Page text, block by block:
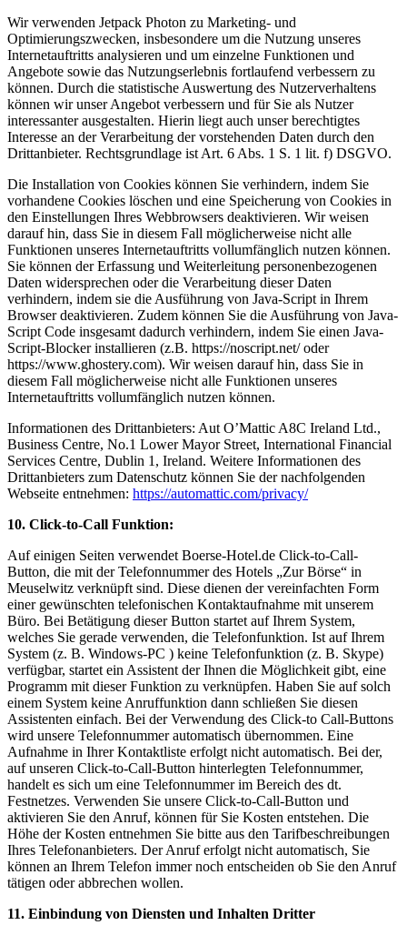
Wir verwenden Jetpack Photon zu Marketing- und
Optimierungszwecken, insbesondere um die Nutzung unseres
Internetauftritts analysieren und um einzelne Funktionen und
Angebote sowie das Nutzungserlebnis fortlaufend verbessern zu
können. Durch die statistische Auswertung des Nutzerverhaltens
können wir unser Angebot verbessern und für Sie als Nutzer
interessanter ausgestalten. Hierin liegt auch unser berechtigtes
Interesse an der Verarbeitung der vorstehenden Daten durch den
Drittanbieter. Rechtsgrundlage ist Art. 6 Abs. 1 S. 1 lit. f) DSGVO.
Die Installation von Cookies können Sie verhindern, indem Sie
vorhandene Cookies löschen und eine Speicherung von Cookies in
den Einstellungen Ihres Webbrowsers deaktivieren. Wir weisen
darauf hin, dass Sie in diesem Fall möglicherweise nicht alle
Funktionen unseres Internetauftritts vollumfänglich nutzen können.
Sie können der Erfassung und Weiterleitung personenbezogenen
Daten widersprechen oder die Verarbeitung dieser Daten
verhindern, indem sie die Ausführung von Java-Script in Ihrem
Browser deaktivieren. Zudem können Sie die Ausführung von Java-
Script Code insgesamt dadurch verhindern, indem Sie einen Java-
Script-Blocker installieren (z.B. https://noscript.net/ oder
https://www.ghostery.com). Wir weisen darauf hin, dass Sie in
diesem Fall möglicherweise nicht alle Funktionen unseres
Internetauftritts vollumfänglich nutzen können.
Informationen des Drittanbieters: Aut O’Mattic A8C Ireland Ltd.,
Business Centre, No.1 Lower Mayor Street, International Financial
Services Centre, Dublin 1, Ireland. Weitere Informationen des
Drittanbieters zum Datenschutz können Sie der nachfolgenden
Webseite entnehmen: https://automattic.com/privacy/
10. Click-to-Call Funktion:
Auf einigen Seiten verwendet Boerse-Hotel.de Click-to-Call-
Button, die mit der Telefonnummer des Hotels „Zur Börse“ in
Meuselwitz verknüpft sind. Diese dienen der vereinfachten Form
einer gewünschten telefonischen Kontaktaufnahme mit unserem
Büro. Bei Betätigung dieser Button startet auf Ihrem System,
welches Sie gerade verwenden, die Telefonfunktion. Ist auf Ihrem
System (z. B. Windows-PC ) keine Telefonfunktion (z. B. Skype)
verfügbar, startet ein Assistent der Ihnen die Möglichkeit gibt, eine
Programm mit dieser Funktion zu verknüpfen. Haben Sie auf solch
einem System keine Anruffunktion dann schließen Sie diesen
Assistenten einfach. Bei der Verwendung des Click-to Call-Buttons
wird unsere Telefonnummer automatisch übernommen. Eine
Aufnahme in Ihrer Kontaktliste erfolgt nicht automatisch. Bei der,
auf unseren Click-to-Call-Button hinterlegten Telefonnummer,
handelt es sich um eine Telefonnummer im Bereich des dt.
Festnetzes. Verwenden Sie unsere Click-to-Call-Button und
aktivieren Sie den Anruf, können für Sie Kosten entstehen. Die
Höhe der Kosten entnehmen Sie bitte aus den Tarifbeschreibungen
Ihres Telefonanbieters. Der Anruf erfolgt nicht automatisch, Sie
können an Ihrem Telefon immer noch entscheiden ob Sie den Anruf
tätigen oder abbrechen wollen.
11. Einbindung von Diensten und Inhalten Dritter